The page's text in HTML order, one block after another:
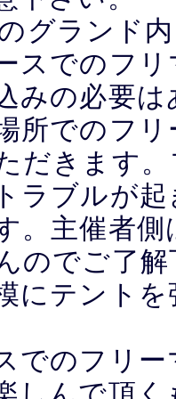
グランド
スでのフ
みの必要
所でのフ
だきます
ラブルが
。主催者
のでご了
にテント
でのフリ